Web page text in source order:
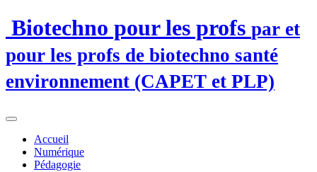
Biotechno pour les profs par et
pour les profs de biotechno santé
environnement (CAPET et PLP)
Accueil
Numérique
Pédagogie